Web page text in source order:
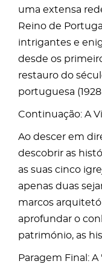
uma extensa
Reino de
intrigantes e
desde os
restauro do
portuguesa
Continuação: A
Ao descer em
descobrir as
as suas cinco
apenas duas
marcos
aprofundar o
património, as
Paragem Final: